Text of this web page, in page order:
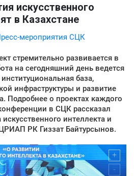
искусственного
в Казахстане
мероприятия СЦК
стремительно развивается в
на сегодняшний день ведется
база,
инфраструктуры и развитие
Подробнее о проектах каждого
в СЦК рассказал
интеллекта и
РК Гиззат Байтурсынов.